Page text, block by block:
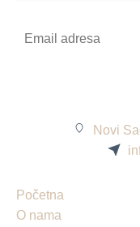
Novi
Početna
O nama